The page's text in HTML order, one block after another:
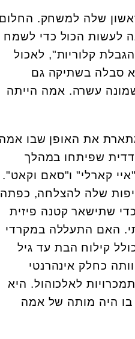
שלה למשחק. החלום
לעשות הכול כדי לשמח
קלוריות", לאכול
סבלה בשתיקה גם
שמונה עשרה. אמה הייתה
את האופן שבו אמה
שפיתחו במהלך
קארלי" ו"סאם וקאט".
שלה להצלחה, כפתה
שתישאר קטנה פיזית
האם התעללה במקרדי
קילוח הבת עד גיל
כחלק אינהרנטי
לאלכוהול. היא
היה מותה של אמה